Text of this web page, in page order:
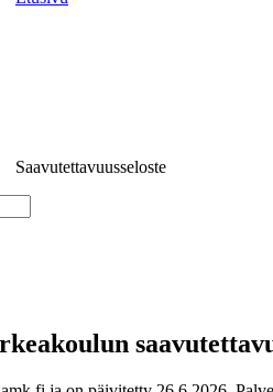
Saavutettavuusseloste